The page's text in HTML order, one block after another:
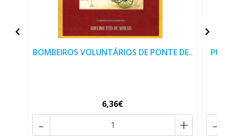
BOMBEIROS VOLUNTÁRIOS DE PONTE DE..
6,36€
+
- -